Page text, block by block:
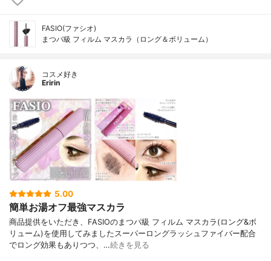
FASIO(ファシオ)
まつパ級 フィルム マスカラ（ロング＆ボリューム）
コスメ好き
Eririn
5.00
簡単お湯オフ最強マスカラ
商品提供をいただき、FASIOのまつパ級 フィルム マスカラ(ロング&ボ
リューム)を使用してみましたスーパーロングラッシュファイバー配合
でロング効果もありつつ、…続きを見る